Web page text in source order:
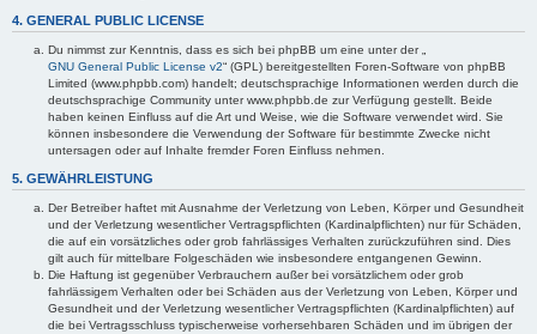
4. GENERAL PUBLIC LICENSE
Du nimmst zur Kenntnis, dass es sich bei phpBB um eine unter der „
GNU General Public License v2“ (GPL) bereitgestellten Foren-Software von phpBB
Limited (www.phpbb.com) handelt; deutschsprachige Informationen werden durch die
deutschsprachige Community unter www.phpbb.de zur Verfügung gestellt. Beide
haben keinen Einfluss auf die Art und Weise, wie die Software verwendet wird. Sie
können insbesondere die Verwendung der Software für bestimmte Zwecke nicht
untersagen oder auf Inhalte fremder Foren Einfluss nehmen.
5. GEWÄHRLEISTUNG
Der Betreiber haftet mit Ausnahme der Verletzung von Leben, Körper und Gesundheit
und der Verletzung wesentlicher Vertragspflichten (Kardinalpflichten) nur für Schäden,
die auf ein vorsätzliches oder grob fahrlässiges Verhalten zurückzuführen sind. Dies
gilt auch für mittelbare Folgeschäden wie insbesondere entgangenen Gewinn.
Die Haftung ist gegenüber Verbrauchern außer bei vorsätzlichem oder grob
fahrlässigem Verhalten oder bei Schäden aus der Verletzung von Leben, Körper und
Gesundheit und der Verletzung wesentlicher Vertragspflichten (Kardinalpflichten) auf
die bei Vertragsschluss typischerweise vorhersehbaren Schäden und im übrigen der